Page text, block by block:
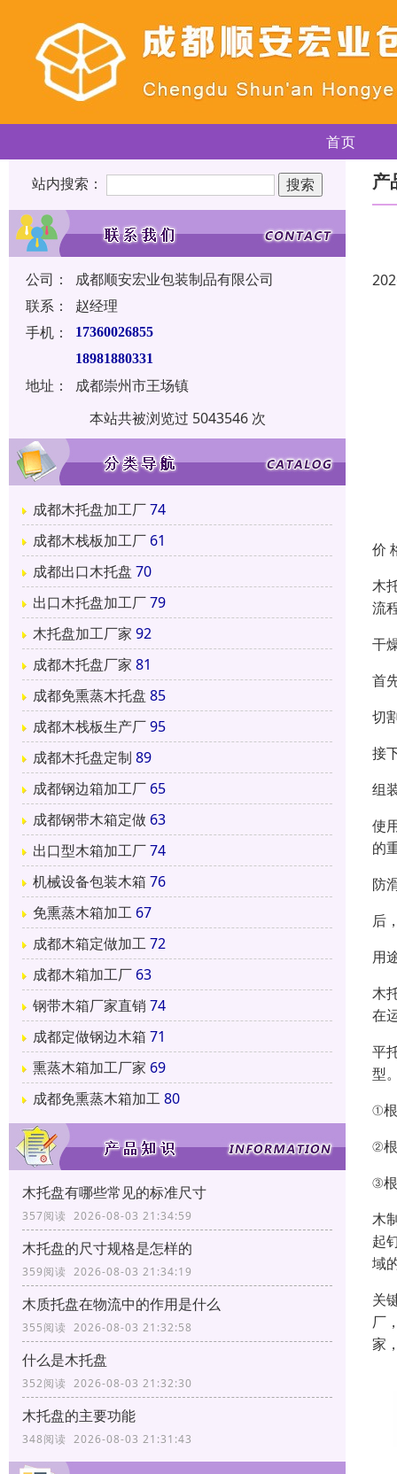
首页
站内搜索：
公司：
成都顺安宏业包装制品有限公司
联系：
赵经理
手机：
17360026855
18981880331
地址：
成都崇州市王场镇
本站共被浏览过 5043546 次
成都木托盘加工厂74
成都木栈板加工厂 61
成都出口木托盘 70
出口木托盘加工厂79
木托盘加工厂家 92
成都木托盘厂家 81
成都免熏蒸木托盘 85
成都木栈板生产厂95
成都木托盘定制 89
成都钢边箱加工厂 65
成都钢带木箱定做 63
出口型木箱加工厂74
机械设备包装木箱 76
免熏蒸木箱加工 67
成都木箱定做加工72
成都木箱加工厂 63
钢带木箱厂家直销 74
成都定做钢边木箱 71
熏蒸木箱加工厂家 69
成都免熏蒸木箱加工80
木托盘有哪些常见的标准尺寸
357阅读 2026-08-03 21:34:59
木托盘的尺寸规格是怎样的
359阅读 2026-08-03 21:34:19
木质托盘在物流中的作用是什么
355阅读 2026-08-03 21:32:58
什么是木托盘
352阅读 2026-08-03 21:32:30
木托盘的主要功能
348阅读 2026-08-03 21:31:43
产
价
木
流
干
首
切
接
组
使
的
防
后
用
木
在
平
型
①
②
③
木
起
域
关
厂
家